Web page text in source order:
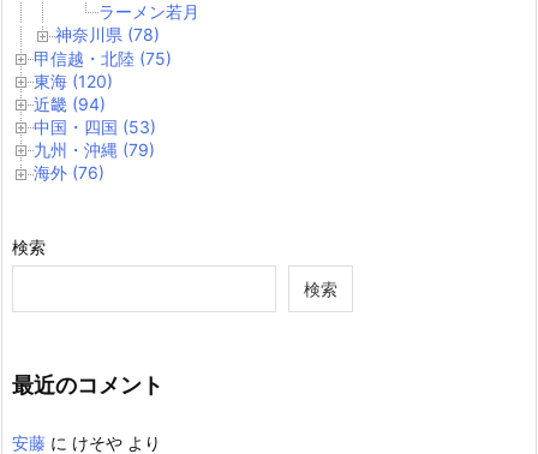
ラーメン若月
神奈川県 (78)
甲信越・北陸 (75)
東海 (120)
近畿 (94)
中国・四国 (53)
九州・沖縄 (79)
海外 (76)
検索
検索
最近のコメント
安藤 に けそや より